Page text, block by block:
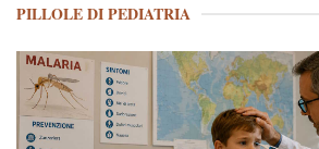
PILLOLE DI PEDIATRIA